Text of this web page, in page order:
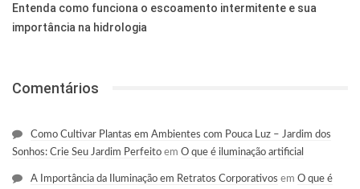
Entenda como funciona o escoamento intermitente e sua
importância na hidrologia
Comentários
Como Cultivar Plantas em Ambientes com Pouca Luz – Jardim dos
Sonhos: Crie Seu Jardim Perfeito em O que é iluminação artificial
A Importância da Iluminação em Retratos Corporativos em O que é